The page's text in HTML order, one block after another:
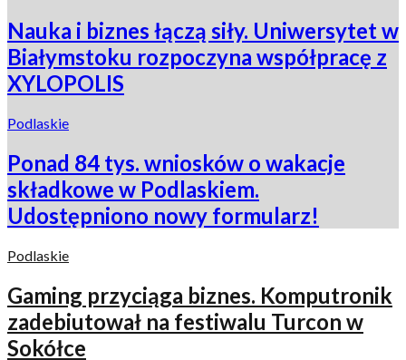
Nauka i biznes łączą siły. Uniwersytet w
Białymstoku rozpoczyna współpracę z
XYLOPOLIS
Podlaskie
Ponad 84 tys. wniosków o wakacje
składkowe w Podlaskiem.
Udostępniono nowy formularz!
Podlaskie
Gaming przyciąga biznes. Komputronik
zadebiutował na festiwalu Turcon w
Sokółce